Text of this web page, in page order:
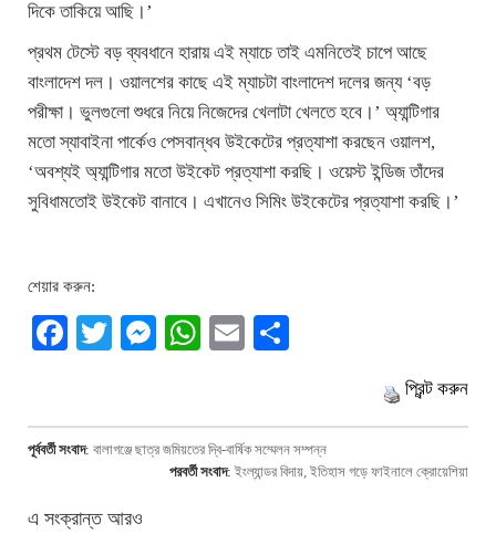
দিকে তাকিয়ে আছি।’
প্রথম টেস্টে বড় ব্যবধানে হারায় এই ম্যাচে তাই এমনিতেই চাপে আছে
বাংলাদেশ দল। ওয়ালশের কাছে এই ম্যাচটা বাংলাদেশ দলের জন্য ‘বড়
পরীক্ষা। ভুলগুলো শুধরে নিয়ে নিজেদের খেলাটা খেলতে হবে।’ অ্যান্টিগার
মতো স্যাবাইনা পার্কেও পেসবান্ধব উইকেটের প্রত্যাশা করছেন ওয়ালশ,
‘অবশ্যই অ্যান্টিগার মতো উইকেট প্রত্যাশা করছি। ওয়েস্ট ইন্ডিজ তাঁদের
সুবিধামতোই উইকেট বানাবে। এখানেও সিমিং উইকেটের প্রত্যাশা করছি।’
শেয়ার করুন:
Facebook
TwitterMessenger
WhatsApp
Email
প্রিন্ট করুন
পূর্ববর্তী সংবাদ: বালাগঞ্জে ছাত্র জমিয়তের দ্বি-বার্ষিক সম্মেলন সম্পন্ন
পরবর্তী সংবাদ: ইংল্যান্ডর বিদায়, ইতিহাস গড়ে ফাইনালে ক্রোয়েশিয়া
এ সংক্রান্ত আরও